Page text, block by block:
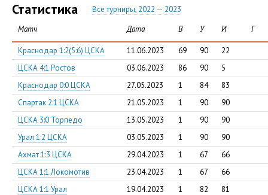
Статистика
Все турниры, 2022 — 2023
Матч
Дата В У И Г
Краснодар 1:2(5:6) ЦСКА 11.06.2023 69 90
22
ЦСКА 4:1 Ростов
03.06.2023 86 90
5
Краснодар 0:0 ЦСКА
27.05.2023 1 84
83
Спартак 2:1 ЦСКА
21.05.2023 1 90
90
ЦСКА 3:0 Торпедо
13.05.2023 1 90
90
Урал 1:2 ЦСКА
03.05.2023 1 90
90
Ахмат 1:3 ЦСКА
29.04.2023 1 67
66
ЦСКА 1:1 Локомотив
23.04.2023 1 67
66
ЦСКА 1:1 Урал
19.04.2023 1 82
81